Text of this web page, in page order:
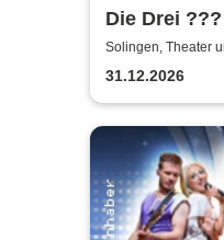
Die Drei
Rätsel
Solingen, Theater
31.12.2026